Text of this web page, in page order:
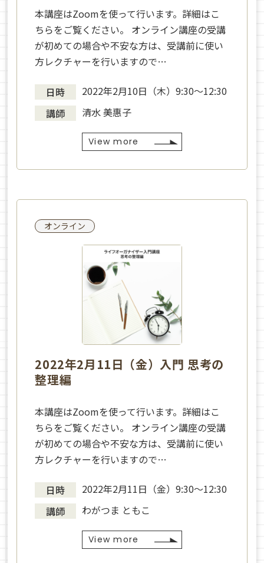
本講座はZoomを使って行います。詳細はこ
ちらをご覧ください。 オンライン講座の受講
が初めての場合や不安な方は、受講前に使い
方レクチャーを行いますので…
日時
2022年2月10日（木）9:30〜12:30
講師
清水 美惠子
View more
オンライン
2022年2月11日（金）入門 思考の
整理編
本講座はZoomを使って行います。詳細はこ
ちらをご覧ください。 オンライン講座の受講
が初めての場合や不安な方は、受講前に使い
方レクチャーを行いますので…
日時
2022年2月11日（金）9:30～12:30
講師
わがつま ともこ
View more